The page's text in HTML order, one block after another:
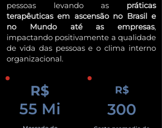
participando en sus experiencias y
retiros 6.000 personas, brindando
una expansión de la conciencia a
través del sonido. Como productor
musical, lanzó 40 canciones
originales con más de 2 millones de
pessoas levando as práticas
terapêuticas em ascensão no Brasil e
no Mundo até as empresas,
impactando positivamente a qualidade
de vida das pessoas e o clima interno
organizacional.
R$
55 Mi
R$
300